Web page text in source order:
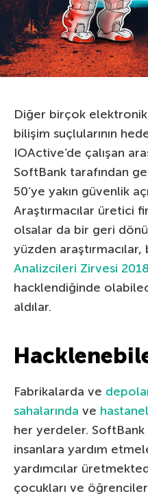
Diğer birçok
bilişim suçlularının
IOActive’de çalışan
SoftBank tarafından
50’ye yakın güvenlik
Araştırmacılar üretici
olsalar da bir geri
yüzden araştırmacılar,
Analizcileri Zirvesi 2018
hacklendiğinde
aldılar.
Fabrikalarda ve
sahalarında ve
her yerdeler.
insanlara yardım
yardımcılar
çocukları ve